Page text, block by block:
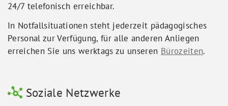
24/7 telefonisch erreichbar.
In Notfallsituationen steht jederzeit pädagogisches
Personal zur Verfügung, für alle anderen Anliegen
erreichen Sie uns werktags zu unseren Bürozeiten.
Soziale Netzwerke